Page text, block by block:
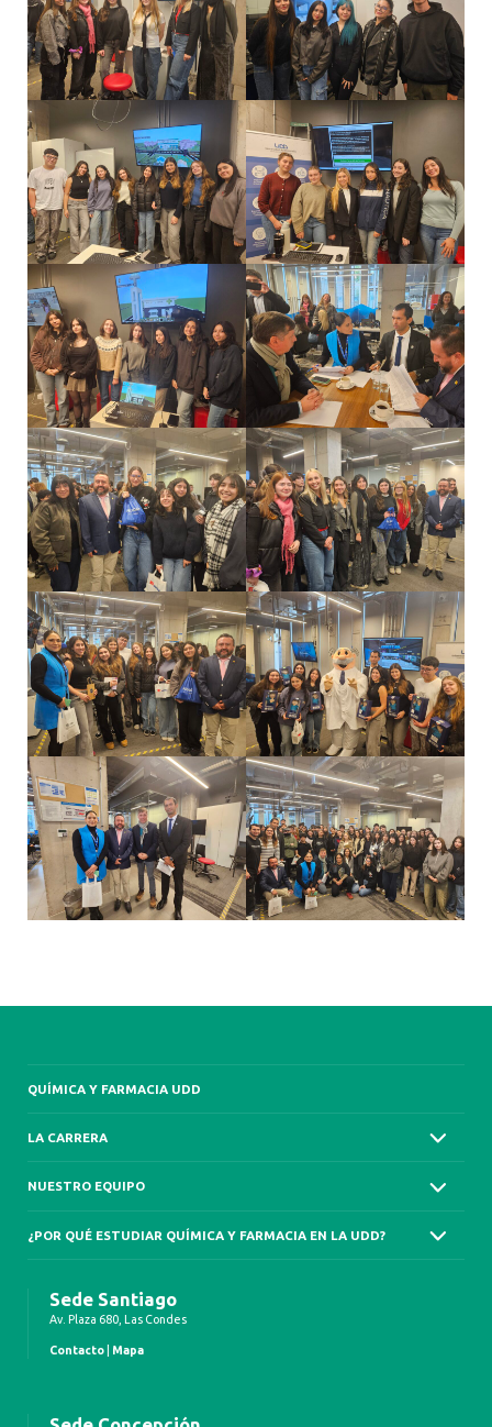
QUÍMICA Y FARMACIA UDD
LA CARRERA
NUESTRO EQUIPO
¿POR QUÉ ESTUDIAR QUÍMICA Y FARMACIA EN LA UDD?
Sede Santiago
Av. Plaza 680, Las Condes
Contacto Mapa